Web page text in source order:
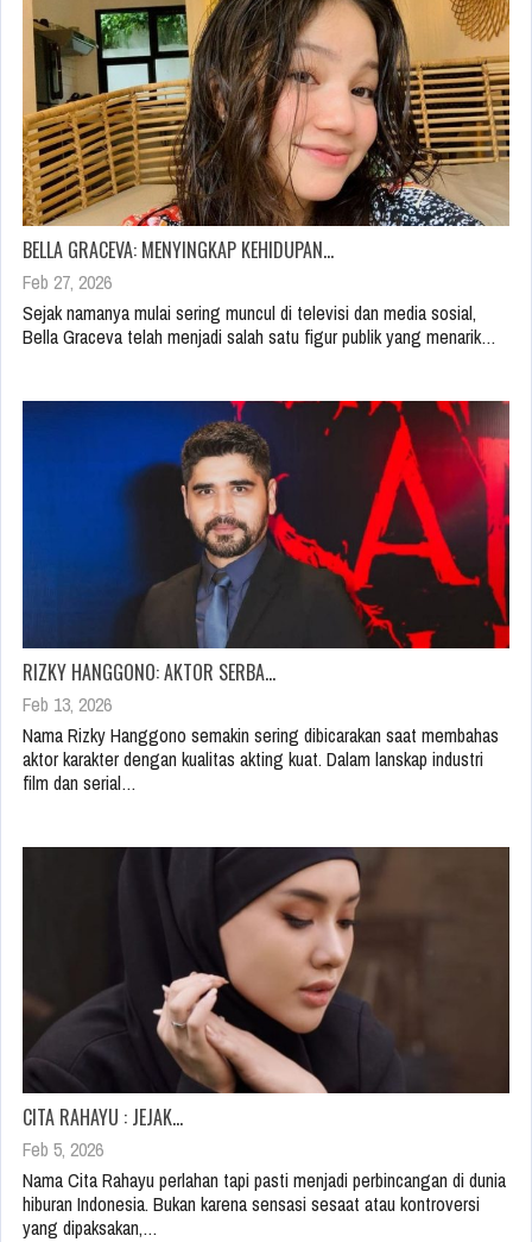
BELLA GRACEVA: MENYINGKAP KEHIDUPAN…
Feb 27, 2026
Sejak namanya mulai sering muncul di televisi dan media sosial,
Bella Graceva telah menjadi salah satu figur publik yang menarik…
RIZKY HANGGONO: AKTOR SERBA…
Feb 13, 2026
Nama Rizky Hanggono semakin sering dibicarakan saat membahas
aktor karakter dengan kualitas akting kuat. Dalam lanskap industri
film dan serial…
CITA RAHAYU : JEJAK…
Feb 5, 2026
Nama Cita Rahayu perlahan tapi pasti menjadi perbincangan di dunia
hiburan Indonesia. Bukan karena sensasi sesaat atau kontroversi
yang dipaksakan,…